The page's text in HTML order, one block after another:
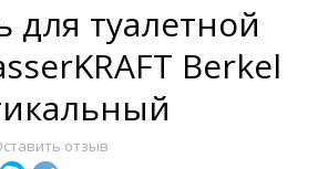
для туалетной
Berkel
отзыв